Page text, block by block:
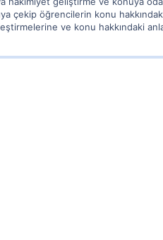
çekip öğrencilerin konu
ve konu hakkındaki